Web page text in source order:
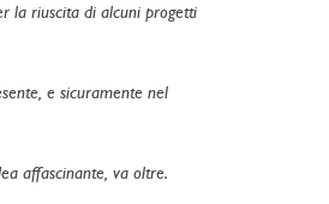
la riuscita di alcuni progetti
e sicuramente nel
affascinante, va oltre.